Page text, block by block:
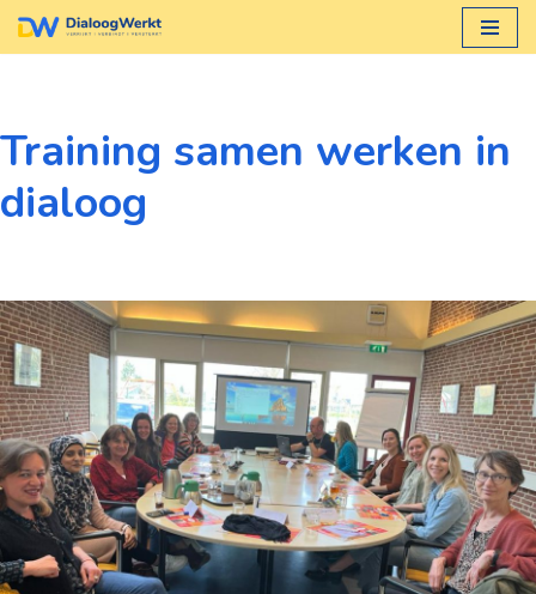
inhoud
Training samen werken in
dialoog